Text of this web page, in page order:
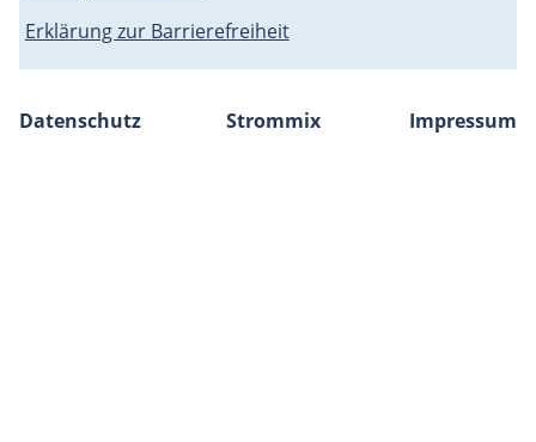
Erklärung zur Barrierefreiheit
Datenschutz Strommix Impressum